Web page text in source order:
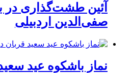
آئین طشت‌گذاری در
صفی‌الدین اردبیلی
نماز باشکوه عید